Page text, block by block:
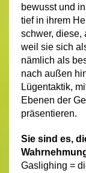
bewusst und
tief in ihrem
schwer, diese,
weil sie sich
nämlich als
nach außen
Lügentaktik,
Ebenen der
präsentieren.
Sie sind es,
Gaslighing =